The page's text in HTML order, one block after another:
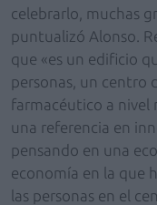
celebrarlo, muchas
puntualizó Alonso.
que «es un edificio
personas, un centro
farmacéutico a nivel
una referencia en
pensando en una
economía en la que
las personas en el